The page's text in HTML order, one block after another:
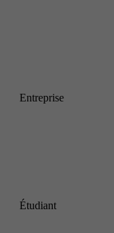
Entreprise
Étudiant